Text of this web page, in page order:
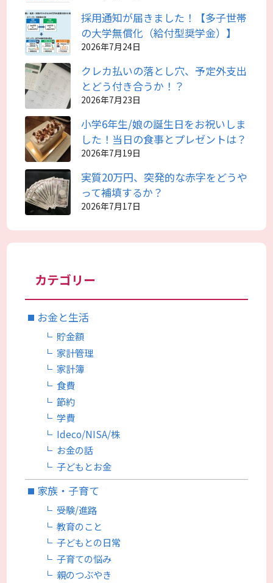
採用通知が届きました！【多子世帯
の大学無償化（給付型奨学金）】
2026年7月24日
クレカ払いの落とし穴、予定外支出
とどう付き合うか！？
2026年7月23日
小学6年生/娘の誕生日をお祝いしま
した！当日の食事とプレゼントは？
2026年7月19日
実質20万円、突発的な赤字をどうや
って補填するか？
2026年7月17日
カテゴリー
お金と生活
貯金額
家計管理
家計簿
食費
節約
学費
Ideco/NISA/株
お金の話
子どもとお金
家族・子育て
受験/進路
教育のこと
子どもとの日常
子育ての悩み
親のつぶやき